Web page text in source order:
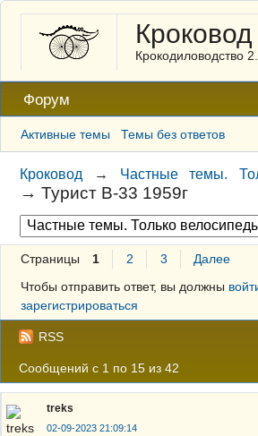
Кроковод
Крокодиловодство
Форум
Активные темы Темы без ответов
Кроковод → Частные темы.
→Турист В-33 1959г
Страницы 1 2 3
Далее
Чтобы отправить ответ, вы должны
зарегистрироваться
RSS
Сообщений с 1 по 15 из 42
treks
02-09-2023 21:09:14